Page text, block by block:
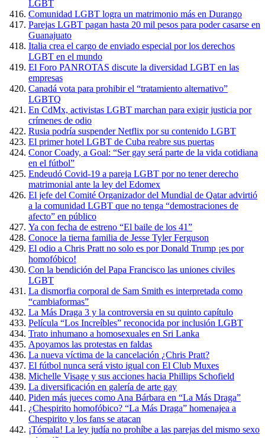
LGBT
Comunidad LGBT logra un matrimonio más en Durango
Parejas LGBT pagan hasta 20 mil pesos para poder casarse en
Guanajuato
Italia crea el cargo de enviado especial por los derechos
LGBT en el mundo
El Foro PANROTAS discute la diversidad LGBT en las
empresas
Canadá vota para prohibir el “tratamiento alternativo”
LGBTQ
En CdMx, activistas LGBT marchan para exigir justicia por
crímenes de odio
Rusia podría suspender Netflix por su contenido LGBT
El primer hotel LGBT de Cuba reabre sus puertas
Conor Coady, a Goal: “Ser gay será parte de la vida cotidiana
en el fútbol”
Endeudó Covid-19 a pareja LGBT por no tener derecho
matrimonial ante la ley del Edomex
El jefe del Comité Organizador del Mundial de Qatar advirtió
a la comunidad LGBT que no tenga “demostraciones de
afecto” en público
Ya con fecha de estreno “El baile de los 41”
Conoce la tierna familia de Jesse Tyler Ferguson
El odio a Chris Pratt no solo es por Donald Trump ¡es por
homofóbico!
Con la bendición del Papa Francisco las uniones civiles
LGBT
La dismorfia corporal de Sam Smith es interpretada como
“cambiaformas”
La Más Draga 3 y la controversia en su quinto capítulo
Película “Los Increíbles” reconocida por inclusión LGBT
Trato inhumano a homosexuales en Sri Lanka
Apoyamos las protestas en faldas
La nueva víctima de la cancelación ¿Chris Pratt?
El fútbol nunca será visto igual con El Club Muxes
Michelle Visage y sus acciones hacia Phillips Schofield
La diversificación en galería de arte gay
Piden más jueces como Ana Bárbara en “La Más Draga”
¿Chespirito homofóbico? “La Más Draga” homenajea a
Chespirito y los fans se atacan
¡Tómala! La ley judía no prohíbe a las parejas del mismo sexo